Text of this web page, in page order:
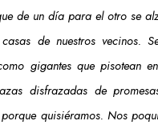
de un día para el otro se
de nuestros vecinos.
gigantes que pisotean
disfrazadas de
quisiéramos. Nos